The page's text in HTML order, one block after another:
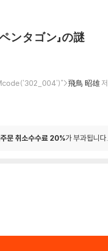
ンタゴン」の謎
飛鳥 昭雄저
문 취소수수료 20%가 부과됩니다.